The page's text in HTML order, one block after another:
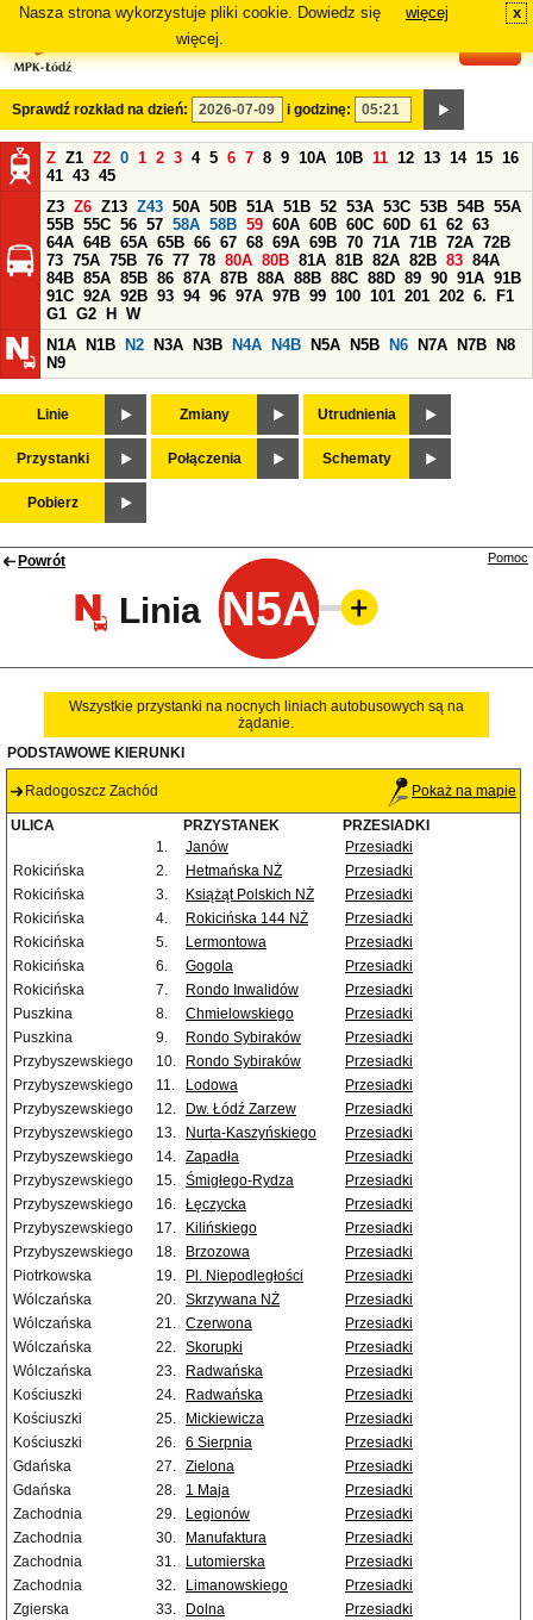
Nasza strona wykorzystuje pliki cookie. Dowiedz się
więcej.
więcej x
Sprawdź rozkład na dzień: i godzinę:
Z Z1 Z2 0 1 2 3 4 5 6 7 8 9 10A 10B 11 12 13 14 15 16
41 43 45
Z3 Z6 Z13 Z43 50A 50B 51A 51B 52 53A 53C 53B 54B 55A
55B 55C 56 57 58A 58B 59 60A 60B 60C 60D 61 62 63
64A 64B 65A 65B 66 67 68 69A 69B 70 71A 71B 72A 72B
73 75A 75B 76 77 78 80A 80B 81A 81B 82A 82B 83 84A
84B 85A 85B 86 87A 87B 88A 88B 88C 88D 89 90 91A 91B
91C 92A 92B 93 94 96 97A 97B 99 100 101 201 202 6.
F1
G1 G2 H
W
N1A
N1B N2 N3A N3B N4A N4B N5A N5B N6 N7A N7B
N8
N9
Linie Zmiany Utrudnienia
Przystanki Połączenia Schematy
Pobierz
Powrót
Linia N5A
Pomoc
Wszystkie przystanki na nocnych liniach autobusowych są na
żądanie.
PODSTAWOWE KIERUNKI
Radogoszcz Zachód Pokaż na mapie
ULICA PRZYSTANEK
PRZESIADKI
1.
Janów
Przesiadki
Rokicińska
2. Hetmańska NŻ
Przesiadki
Rokicińska
3. Książąt Polskich NŻ
Przesiadki
Rokicińska
4. Rokicińska 144 NŻ
Przesiadki
Rokicińska
5. Lermontowa
Przesiadki
Rokicińska
6. Gogola
Przesiadki
Rokicińska
7. Rondo Inwalidów
Przesiadki
Puszkina
8. Chmielowskiego
Przesiadki
Puszkina
9. Rondo Sybiraków
Przesiadki
Przybyszewskiego
10. Rondo Sybiraków
Przesiadki
Przybyszewskiego
11. Lodowa
Przesiadki
Przybyszewskiego
12. Dw. Łódź Zarzew
Przesiadki
Przybyszewskiego
13. Nurta-Kaszyńskiego
Przesiadki
Przybyszewskiego
14. Zapadła
Przesiadki
Przybyszewskiego
15. Śmigłego-Rydza
Przesiadki
Przybyszewskiego
16. Łęczycka
Przesiadki
Przybyszewskiego
17. Kilińskiego
Przesiadki
Przybyszewskiego
18. Brzozowa
Przesiadki
Piotrkowska
19. Pl. Niepodległości
Przesiadki
Wólczańska
20. Skrzywana NŻ
Przesiadki
Wólczańska
21. Czerwona
Przesiadki
Wólczańska
22. Skorupki
Przesiadki
Wólczańska
23. Radwańska
Przesiadki
Kościuszki
24. Radwańska
Przesiadki
Kościuszki
25. Mickiewicza
Przesiadki
Kościuszki
26. 6 Sierpnia
Przesiadki
Gdańska
27. Zielona
Przesiadki
Gdańska
28. 1 Maja
Przesiadki
Zachodnia
29. Legionów
Przesiadki
Zachodnia
30. Manufaktura
Przesiadki
Zachodnia
31. Lutomierska
Przesiadki
Zachodnia
32. Limanowskiego
Przesiadki
Zgierska
33. Dolna
Przesiadki